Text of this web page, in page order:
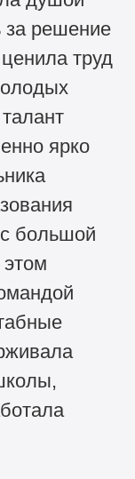
за решение
труд
ярко
большой